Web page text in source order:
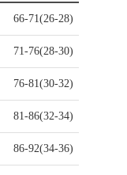
66-71(26-28)
71-76(28-30)
76-81(30-32)
81-86(32-34)
86-92(34-36)